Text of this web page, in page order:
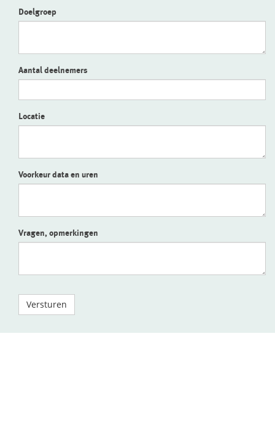
Doelgroep
Aantal deelnemers
Locatie
Voorkeur data en uren
Vragen, opmerkingen